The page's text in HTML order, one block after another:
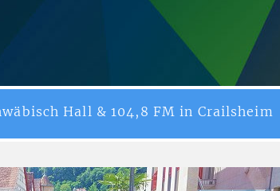
Hall & 104,8 FM in Crailsheim